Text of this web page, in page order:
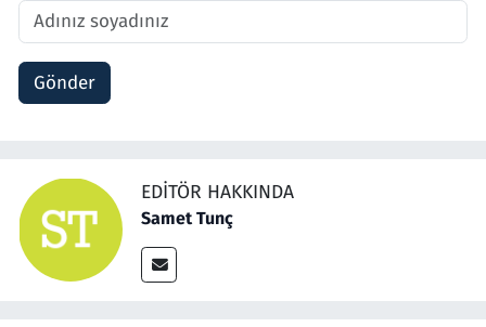
Gönder
EDITÖR HAKKINDA
Samet Tunç